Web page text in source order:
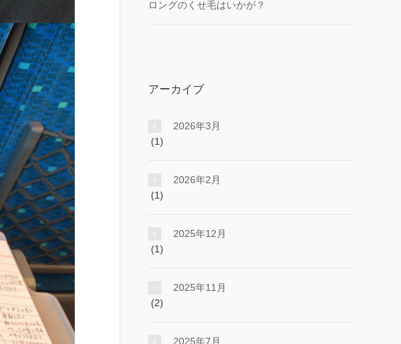
ロングのくせ毛はいかが？
アーカイブ
2026年3月
(1)
2026年2月
(1)
2025年12月
(1)
2025年11月
(2)
2025年7月